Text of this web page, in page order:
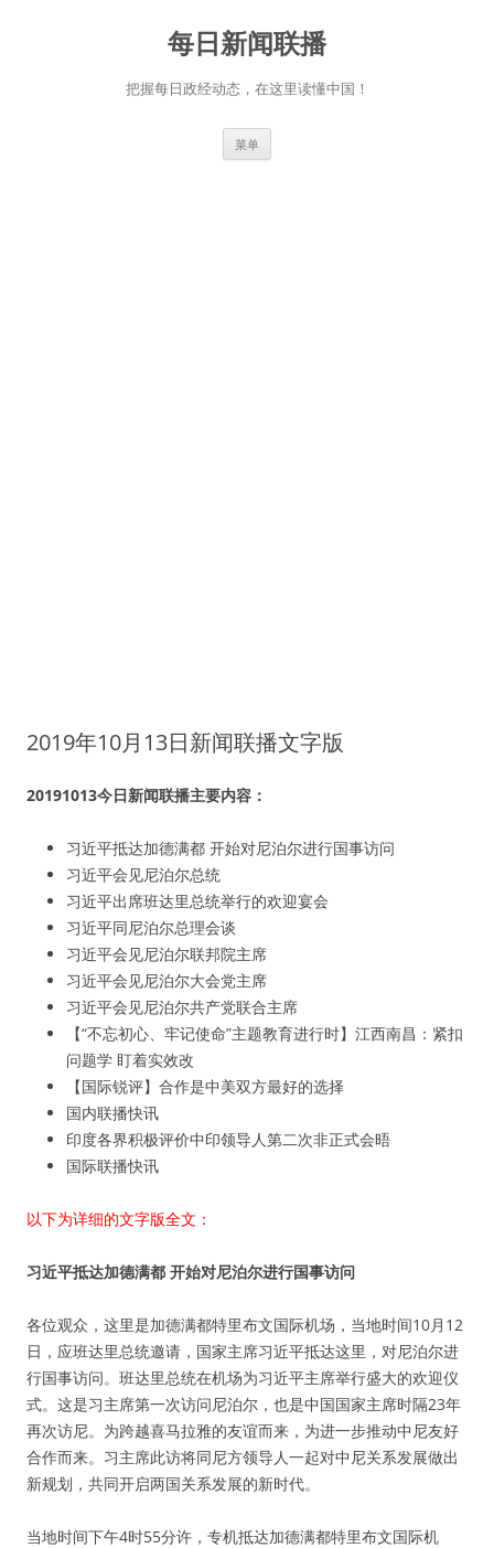
每日新闻联播
把握每日政经动态，在这里读懂中国！
菜单
2019年10月13日新闻联播文字版
20191013今日新闻联播主要内容：
习近平抵达加德满都 开始对尼泊尔进行国事访问
习近平会见尼泊尔总统
习近平出席班达里总统举行的欢迎宴会
习近平同尼泊尔总理会谈
习近平会见尼泊尔联邦院主席
习近平会见尼泊尔大会党主席
习近平会见尼泊尔共产党联合主席
【“不忘初心、牢记使命”主题教育进行时】江西南昌：紧扣
问题学 盯着实效改
【国际锐评】合作是中美双方最好的选择
国内联播快讯
印度各界积极评价中印领导人第二次非正式会晤
国际联播快讯
以下为详细的文字版全文：
习近平抵达加德满都 开始对尼泊尔进行国事访问
各位观众，这里是加德满都特里布文国际机场，当地时间10月12
日，应班达里总统邀请，国家主席习近平抵达这里，对尼泊尔进
行国事访问。班达里总统在机场为习近平主席举行盛大的欢迎仪
式。这是习主席第一次访问尼泊尔，也是中国国家主席时隔23年
再次访尼。为跨越喜马拉雅的友谊而来，为进一步推动中尼友好
合作而来。习主席此访将同尼方领导人一起对中尼关系发展做出
新规划，共同开启两国关系发展的新时代。
当地时间下午4时55分许，专机抵达加德满都特里布文国际机